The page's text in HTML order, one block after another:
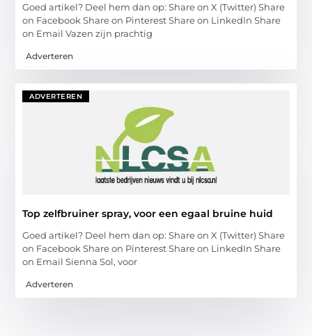
Goed artikel? Deel hem dan op: Share on X (Twitter) Share
on Facebook Share on Pinterest Share on LinkedIn Share
on Email Vazen zijn prachtig
Adverteren
ADVERTEREN
Top zelfbruiner spray, voor een egaal bruine huid
Goed artikel? Deel hem dan op: Share on X (Twitter) Share
on Facebook Share on Pinterest Share on LinkedIn Share
on Email Sienna Sol, voor
Adverteren